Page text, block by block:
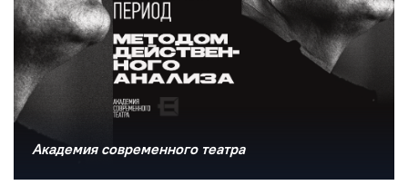
Академия современного театра